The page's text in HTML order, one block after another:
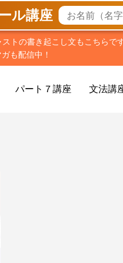
ル講座
トの書き起こし文もこちらで
も配信中！
パート７講座 文法講